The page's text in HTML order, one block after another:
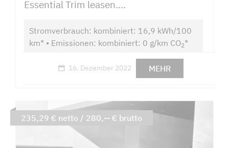
Essential Trim leasen....
Stromverbrauch: kombiniert: 16,9 kWh/100
km* • Emissionen: kombiniert: 0 g/km CO2*
16. Dezember 2022 MEHR
235,29 € netto / 280,-- € brutto